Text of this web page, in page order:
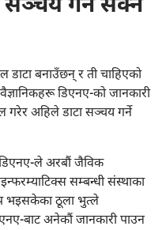
सञ्चय गर्न सक्ने
डाटा बनाउँछन्‌ र ती चाहिएको
डिएनए-को जानकारी
गरेर अहिले डाटा सञ्चय गर्ने
डिएनए-ले अरबौं जैविक
सम्बन्धी संस्थाका
भइसकेका ठूला भुत्ले
बाट अनेकौं जानकारी पाउन